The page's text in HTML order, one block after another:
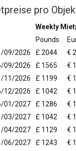
pro
Weekly
Pounds
09/2026
£ 2044 €
09/2026
£ 1565 €
11/2026
£ 1199 €
12/2026
£ 1042 €
01/2027
£ 1286 €
03/2027
£ 1042 €
04/2027
£ 1129 €
06/2027
£ 1243 €